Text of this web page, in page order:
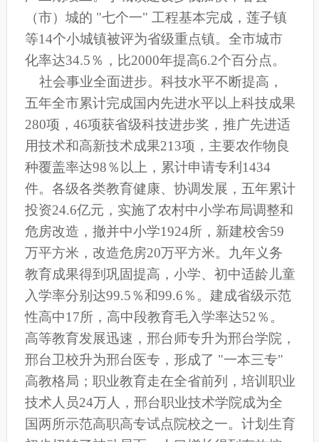
（市）城的 "七个一" 工程基本完成，莲子镇
等14个小城镇被评为省级重点镇。全市城市
化率达34.5％，比2000年提高6.2个百分点。
社会事业全面进步。科技水平不断提高，
五年全市累计完成国内先进水平以上科技成果
280项，46项获省级科技进步奖，推广先进适
用技术和高新技术成果213项，主要农作物良
种覆盖率达98％以上，累计申请专利1434
件。各级各类教育健康、协调发展，五年累计
投资24.6亿元，实施了农村中小学布局调整和
危房改造，撤并中小学1924所，新建校舍59
万平方米，改造危房20万平方米。九年义务
教育成果得到巩固提高，小学、初中适龄儿童
入学率分别达99.5％和99.6％。建成省级示范
性高中17所，高中段教育毛入学率达52％。
高等教育发展迅速，邢台师专升为邢台学院，
邢台卫校升为邢台医专，形成了 "一本三专"
高教格局；职业教育走在全省前列，培训职业
技术人员24万人，邢台职业技术学院成为全
国两所示范高职高专试点院校之一。计划生育